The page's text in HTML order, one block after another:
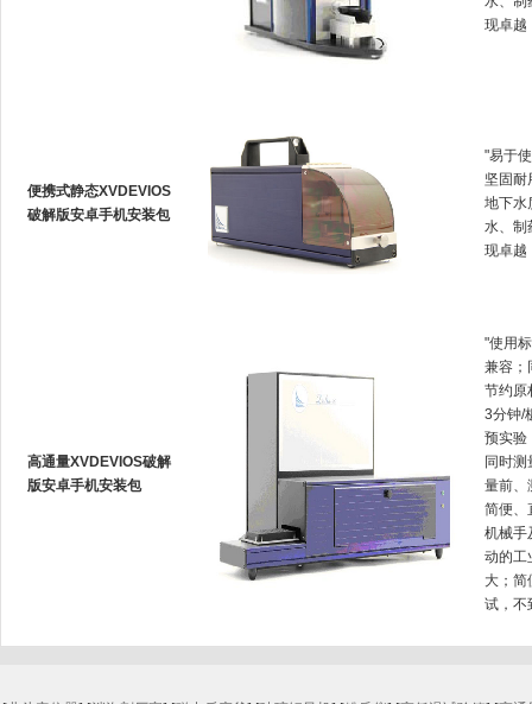
现卓越
便携式静态XVDEVIOS
破解版安卓手机安装包
"易于使
坚固耐用
地下水
水、
现卓越
高通量XVDEVIOS破解
版安卓手机安装包
"使用
兼容
节约原
3分钟/
预实验
同时测
量前
简便
机械手
动的工
大；
试